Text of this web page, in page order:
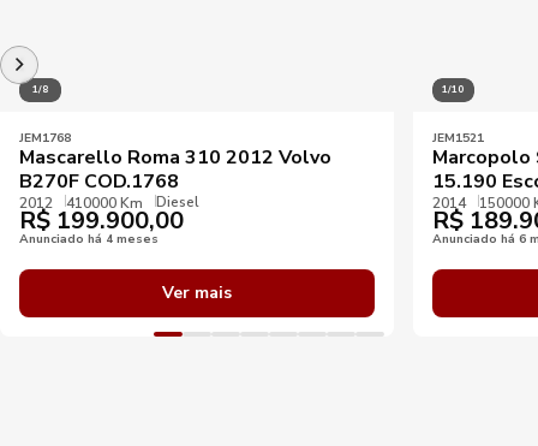
1/8
JEM1768
Mascarello Roma 310 2012 Volvo
B270F COD.1768
2012 410000 Km Diesel
R$ 199.900,00
Anunciado há 4 meses
Ver mais
1/10
JEM1521
Marcopolo
15.190
2014 150000
R$
Anunciado há 6